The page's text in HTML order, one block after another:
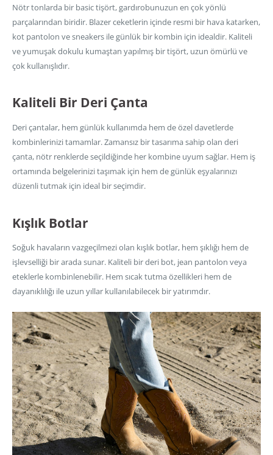
Nötr tonlarda bir basic tişört, gardırobunuzun en çok yönlü
parçalarından biridir. Blazer ceketlerin içinde resmi bir hava katarken,
kot pantolon ve sneakers ile günlük bir kombin için idealdir. Kaliteli
ve yumuşak dokulu kumaştan yapılmış bir tişört, uzun ömürlü ve
çok kullanışlıdır.
Kaliteli Bir Deri Çanta
Deri çantalar, hem günlük kullanımda hem de özel davetlerde
kombinlerinizi tamamlar. Zamansız bir tasarıma sahip olan deri
çanta, nötr renklerde seçildiğinde her kombine uyum sağlar. Hem iş
ortamında belgelerinizi taşımak için hem de günlük eşyalarınızı
düzenli tutmak için ideal bir seçimdir.
Kışlık Botlar
Soğuk havaların vazgeçilmezi olan kışlık botlar, hem şıklığı hem de
işlevselliği bir arada sunar. Kaliteli bir deri bot, jean pantolon veya
eteklerle kombinlenebilir. Hem sıcak tutma özellikleri hem de
dayanıklılığı ile uzun yıllar kullanılabilecek bir yatırımdır.